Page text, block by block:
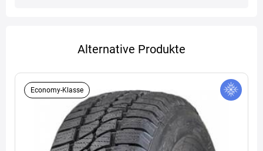
Alternative Produkte
Economy-Klasse